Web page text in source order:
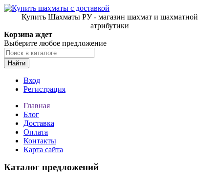
Купить Шахматы РУ - магазин шахмат и шахматной
атрибутики
Корзина ждет
Выберите любое предложение
Найти
Вход
Регистрация
Главная
Блог
Доставка
Оплата
Контакты
Карта сайта
Каталог предложений